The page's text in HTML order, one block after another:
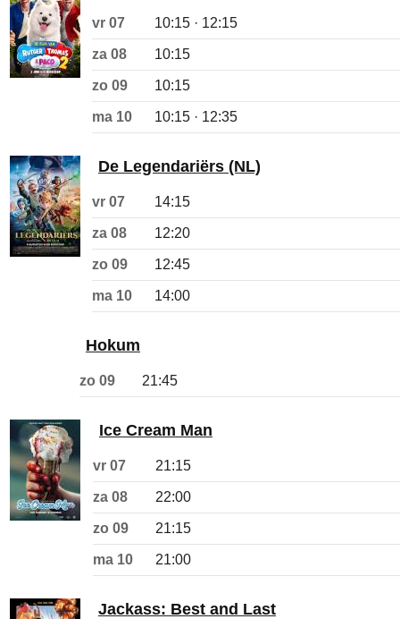
vr 07 10:15 · 12:15
za 08 10:15
zo 09 10:15
ma 10 10:15 · 12:35
De Legendariërs (NL)
vr 07 14:15
za 08 12:20
zo 09 12:45
ma 10 14:00
Hokum
zo 09 21:45
Ice Cream Man
vr 07 21:15
za 08 22:00
zo 09 21:15
ma 10 21:00
Jackass: Best and Last